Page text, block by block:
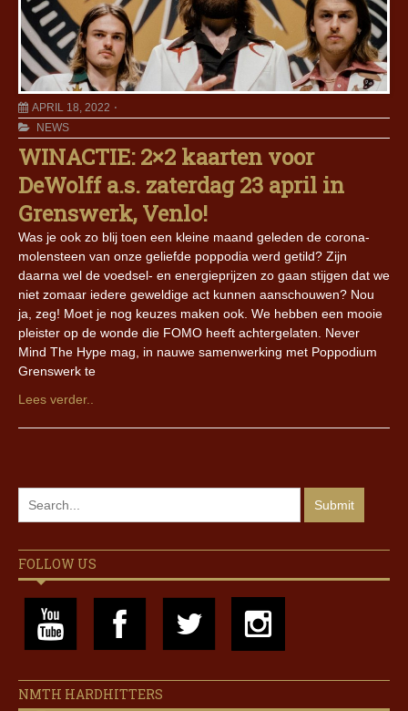
APRIL 18, 2022
NEWS
WINACTIE: 2×2 kaarten voor
DeWolff a.s. zaterdag 23 april in
Grenswerk, Venlo!
Was je ook zo blij toen een kleine maand geleden de corona-
molensteen van onze geliefde poppodia werd getild? Zijn
daarna wel de voedsel- en energieprijzen zo gaan stijgen dat we
niet zomaar iedere geweldige act kunnen aanschouwen? Nou
ja, zeg! Moet je nog keuzes maken ook. We hebben een mooie
pleister op de wonde die FOMO heeft achtergelaten. Never
Mind The Hype mag, in nauwe samenwerking met Poppodium
Grenswerk te
Lees verder..
FOLLOW US
NMTH HARDHITTERS